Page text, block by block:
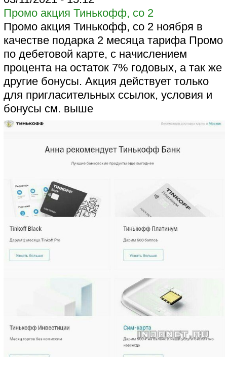
Промо акция Тинькофф, со 2
Промо акция Тинькофф, со 2 ноября в
качестве подарка 2 месяца тарифа Промо
по дебетовой карте, с начислением
процента на остаток 7% годовых, а так же
другие бонусы. Акция действует только
для пригласительных ссылок, условия и
бонусы см. выше